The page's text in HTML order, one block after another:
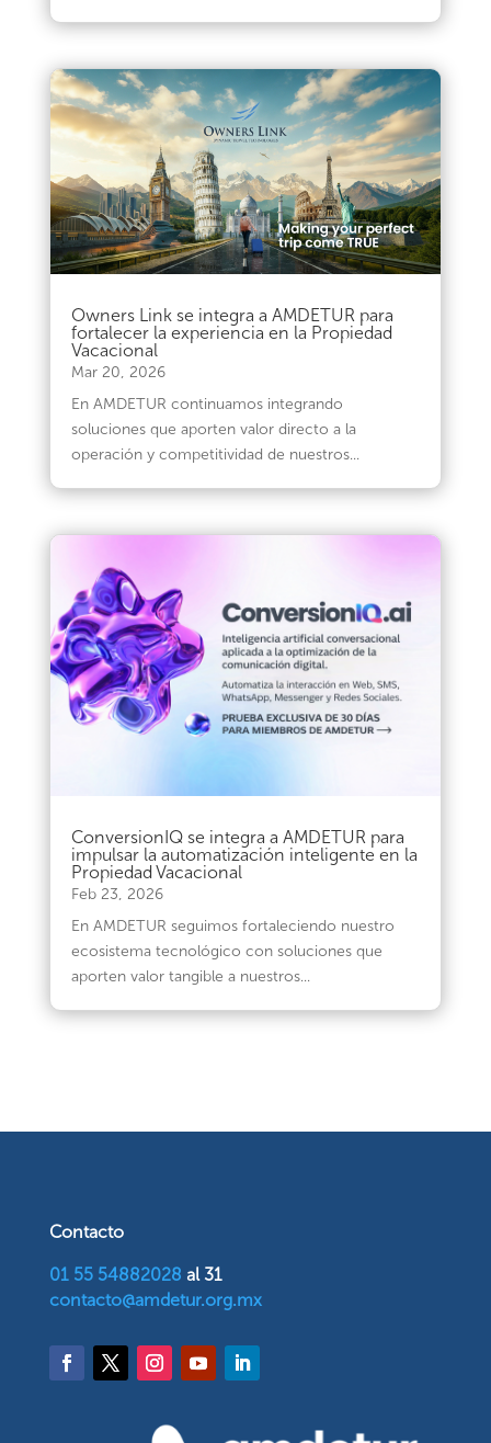
Owners Link se integra a AMDETUR para
fortalecer la experiencia en la Propiedad
Vacacional
Mar 20, 2026
En AMDETUR continuamos integrando
soluciones que aporten valor directo a la
operación y competitividad de nuestros...
ConversionIQ se integra a AMDETUR para
impulsar la automatización inteligente en la
Propiedad Vacacional
Feb 23, 2026
En AMDETUR seguimos fortaleciendo nuestro
ecosistema tecnológico con soluciones que
aporten valor tangible a nuestros...
Contacto
01 55 54882028 al 31
contacto@amdetur.org.mx